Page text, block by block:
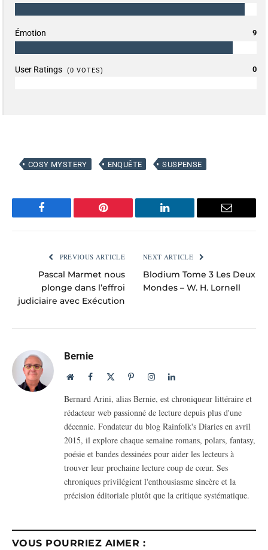
Émotion 9
User Ratings (0 VOTES) 0
COSY MYSTERY ENQUÊTE SUSPENSE
Facebook Pinterest LinkedIn Email
PREVIOUS ARTICLE
Pascal Marmet nous
plonge dans l’effroi
judiciaire avec Exécution
NEXT ARTICLE
Blodium Tome 3 Les Deux
Mondes – W. H. Lornell
Bernie
WebsiteFacebook PinterestInstagramLinkedIn
Bernard Arini, alias Bernie, est chroniqueur littéraire et
rédacteur web passionné de lecture depuis plus d'une
décennie. Fondateur du blog Rainfolk's Diaries en avril
2015, il explore chaque semaine romans, polars, fantasy,
poésie et bandes dessinées pour aider les lecteurs à
trouver leur prochaine lecture coup de cœur. Ses
chroniques privilégient l'enthousiasme sincère et la
précision éditoriale plutôt que la critique systématique.
VOUS POURRIEZ AIMER :